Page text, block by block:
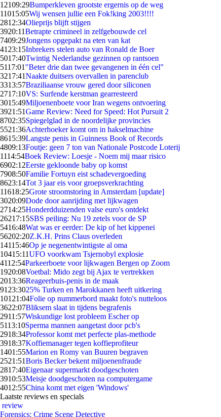
12109:29Bumperkleven grootste ergernis op de weg
11015:05Wij wensen jullie een Fok!king 2003!!!!
2812:34Olieprijs blijft stijgen
3920:11Betrapte crimineel in zelfgebouwde cel
7409:29Jongens opgepakt na eten van kat
41 23:15Inbrekers stelen auto van Ronald de Boer
5017:40Twintig Nederlandse gezinnen op rantsoen
5117:01 "Beter drie dan twee gevangenen in één cel"
3217:41Naakte duitsers overvallen in parenclub
3313:57Braziliaanse vrouw gered door siliconen
2717:10VS: Surfende kerstman gearresteerd
3015:49Miljoenenboete voor Iran wegens ontvoering
3921:51Game Review: Need for Speed: Hot Pursuit 2
8702:35Spiegelglad in de noordelijke provincies
5521:36Achterhoeker komt om in hakselmachine
8615:39Langste penis in Guinness Book of Records
4809:13Foutje: geen 7 ton van Nationale Postcode Loterij
1114:54Boek Review: Loesje - Noem mij maar risico
6902:12Eerste gekloonde baby op komst
7908:50Familie Fortuyn eist schadevergoeding
8623:14Tot 3 jaar eis voor groepsverkrachting
11618:25Grote stroomstoring in Amsterdam [update]
3020:09Dode door aanrijding met lijkwagen
2714:25Honderdduizenden valse euro's ontdekt
26217:15SBS peiling: Nu 19 zetels voor de SP
5416:48Wat was er eerder: De kip of het kippenei
56202:20Z.K.H. Prins Claus overleden
14115:46Op je negenentwintigste al oma
10415:11UFO voorkwam Tsjernobyl explosie
4112:54Parkeerboete voor lijkwagen Bergen op Zoom
1920:08Voetbal: Mido zegt bij Ajax te vertrekken
2013:36Reageerbuis-penis in de maak
91 23:3025% Turken en Marokkanen heeft uitkering
101 21:04Folie op nummerbord maakt foto's nutteloos
3622:07Bliksem slaat in tijdens begrafenis
2911:57Wiskundige lost probleem Escher op
5113:10Sperma mannen aangetast door pcb's
2918:34Professor komt met perfecte plas-methode
3918:37Koffiemanager tegen koffieprofiteur
1401:55Marion en Romy van Buuren begraven
2521:51Boris Becker bekent miljoenenfraude
2817:40Eigenaar supermarkt doodgeschoten
3910:53Meisje doodgeschoten na computergame
4012:55China komt met eigen 'Windows'
Laatste reviews en specials
review
Forensics: Crime Scene Detective